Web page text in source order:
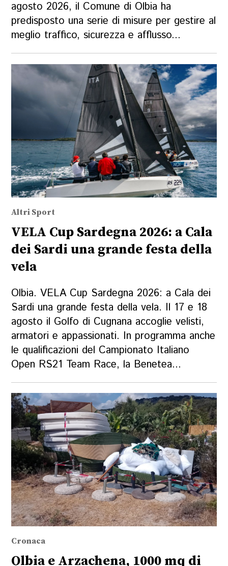
agosto 2026, il Comune di Olbia ha
predisposto una serie di misure per gestire al
meglio traffico, sicurezza e afflusso...
Altri Sport
VELA Cup Sardegna 2026: a Cala
dei Sardi una grande festa della
vela
Olbia. VELA Cup Sardegna 2026: a Cala dei
Sardi una grande festa della vela. Il 17 e 18
agosto il Golfo di Cugnana accoglie velisti,
armatori e appassionati. In programma anche
le qualificazioni del Campionato Italiano
Open RS21 Team Race, la Benetea...
Cronaca
Olbia e Arzachena, 1000 mq di